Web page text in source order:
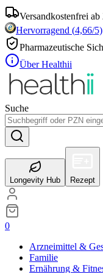
Versandkostenfrei
Hervorragend (4,66/5)
Pharmazeutische
Über Healthii
Suche
Longevity Hub Rezept
0
Arzneimittel &
Familie
Ernährung &